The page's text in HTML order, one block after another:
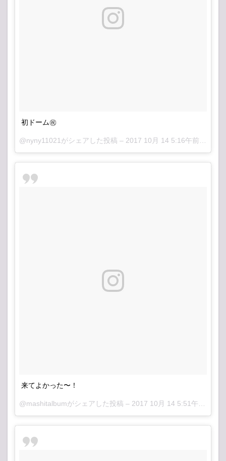
初ドーム㊗️
@nyny11021がシェアした投稿 – 2017 10月 14 5:16午前 PDT
来てよかった〜！
@mashitalbumがシェアした投稿 – 2017 10月 14 5:51午前 PDT